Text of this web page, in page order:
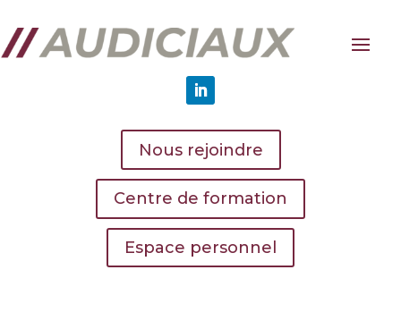
Nous rejoindre
Centre de formation
Espace personnel